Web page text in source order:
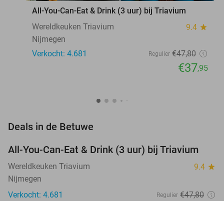
All-You-Can-Eat & Drink (3 uur) bij Triavium
Wereldkeuken Triavium
9.4 star
Nijmegen
Verkocht: 4.681
Regulier €47,80
€37,95
Deals in de Betuwe
21%
All-You-Can-Eat & Drink (3 uur) bij Triavium
Wereldkeuken Triavium 9.4 star
Nijmegen
Verkocht: 4.681
Regulier €47,80